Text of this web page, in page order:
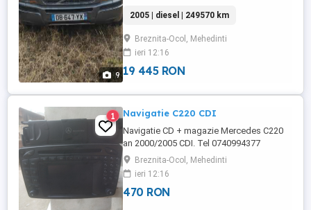
9
numele meu. CG prezent , f r CT& asig.
Masina este static de 1 2 Ani. Normal este
în stare de circulatie, poate batteria este
desc rcat , original de cnd am cump rat-o.
Noiembre 2018. ...
2005 | diesel | 249570 km
Breznita-Ocol, Mehedinti
ieri 12:16
19 445 RON
1 Navigatie C220 CDI
Navigatie CD + magazie Mercedes C220
an 2000/2005 CDI. Tel 0740994377
Breznita-Ocol, Mehedinti
ieri 12:16
470 RON